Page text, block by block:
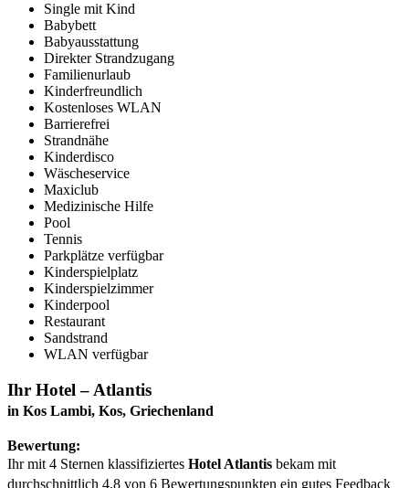
Single mit Kind
Babybett
Babyausstattung
Direkter Strandzugang
Familienurlaub
Kinderfreundlich
Kostenloses WLAN
Barrierefrei
Strandnähe
Kinderdisco
Wäscheservice
Maxiclub
Medizinische Hilfe
Pool
Tennis
Parkplätze verfügbar
Kinderspielplatz
Kinderspielzimmer
Kinderpool
Restaurant
Sandstrand
WLAN verfügbar
Ihr Hotel – Atlantis
in Kos Lambi, Kos, Griechenland
Bewertung:
Ihr mit 4 Sternen klassifiziertes Hotel Atlantis bekam mit
durchschnittlich 4,8 von 6 Bewertungspunkten ein gutes Feedback